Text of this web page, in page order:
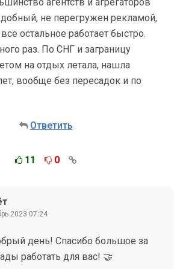
не перегружен рекламой,
остальное работает быстро.
раз. По СНГ и заграницу
на отдых летала, нашла
вообще без пересадок и по
Ответить
11 0
2023 07:24
день! Спасибо большое за
работать для вас! 🤝